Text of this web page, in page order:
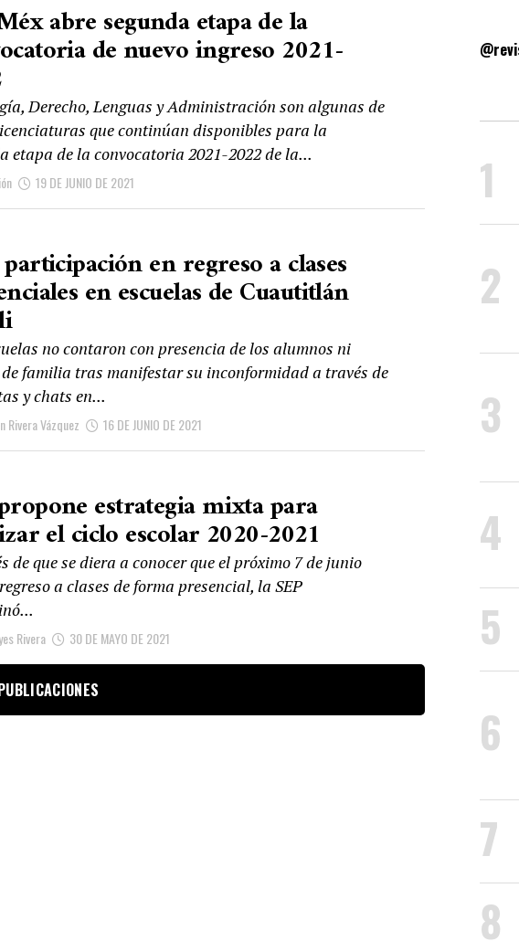
abre segunda etapa de la
de nuevo ingreso 2021-
Derecho, Lenguas y Administración son algunas de
que continúan disponibles para la
etapa de la convocatoria 2021-2022 de la...
19 DE JUNIO DE 2021
participación en regreso a clases
en escuelas de Cuautitlán
no contaron con presencia de los alumnos ni
familia tras manifestar su inconformidad a través de
y chats en...
Rivera Vázquez 16 DE JUNIO DE 2021
estrategia mixta para
el ciclo escolar 2020-2021
de que se diera a conocer que el próximo 7 de junio
a clases de forma presencial, la SEP
Rivera 30 DE MAYO DE 2021